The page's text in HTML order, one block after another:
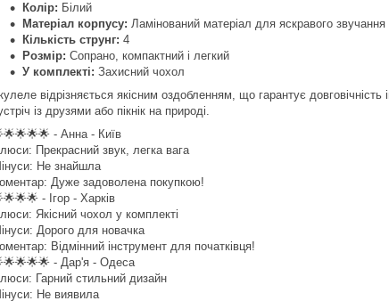
Колір: Білий
Матеріал корпусу: Ламінований матеріал для яскравого звучання
Кількість струнг: 4
Розмір: Сопрано, компактний і легкий
У комплекті: Захисний чохол
відрізняється якісним оздобленням, що гарантує
із друзями або пікнік на природі.
- Анна - Київ
Прекрасний звук, легка вага
Не знайшла
Дуже задоволена покупкою!
- Ігор - Харків
Якісний чохол у комплекті
Дорого для новачка
Відмінний інструмент для початківця!
- Дар'я - Одеса
Гарний стильний дизайн
Не виявила